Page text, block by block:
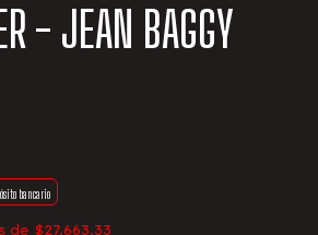
- JEAN BAGGY
bancario
de $27.663,33